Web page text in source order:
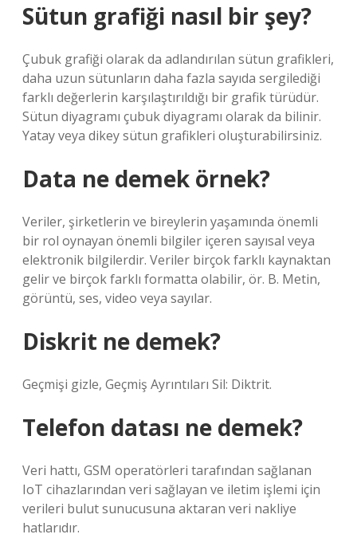
Sütun grafiği nasıl bir şey?
Çubuk grafiği olarak da adlandırılan sütun grafikleri,
daha uzun sütunların daha fazla sayıda sergilediği
farklı değerlerin karşılaştırıldığı bir grafik türüdür.
Sütun diyagramı çubuk diyagramı olarak da bilinir.
Yatay veya dikey sütun grafikleri oluşturabilirsiniz.
Data ne demek örnek?
Veriler, şirketlerin ve bireylerin yaşamında önemli
bir rol oynayan önemli bilgiler içeren sayısal veya
elektronik bilgilerdir. Veriler birçok farklı kaynaktan
gelir ve birçok farklı formatta olabilir, ör. B. Metin,
görüntü, ses, video veya sayılar.
Diskrit ne demek?
Geçmişi gizle, Geçmiş Ayrıntıları Sil: Diktrit.
Telefon datası ne demek?
Veri hattı, GSM operatörleri tarafından sağlanan
IoT cihazlarından veri sağlayan ve iletim işlemi için
verileri bulut sunucusuna aktaran veri nakliye
hatlarıdır.